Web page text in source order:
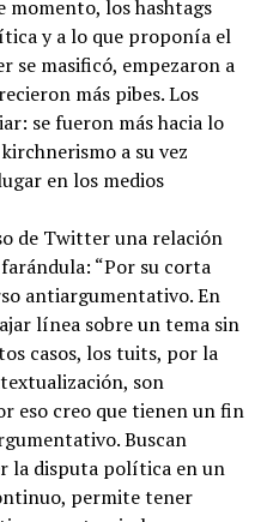
momento, los hashtags
y a lo que proponía el
se masificó, empezaron a
más pibes. Los
se fueron más hacia lo
a su vez
en los medios
de Twitter una relación
“Por su corta
antiargumentativo. En
línea sobre un tema sin
casos, los tuits, por la
son
eso creo que tienen un fin
Buscan
la disputa política en un
permite tener